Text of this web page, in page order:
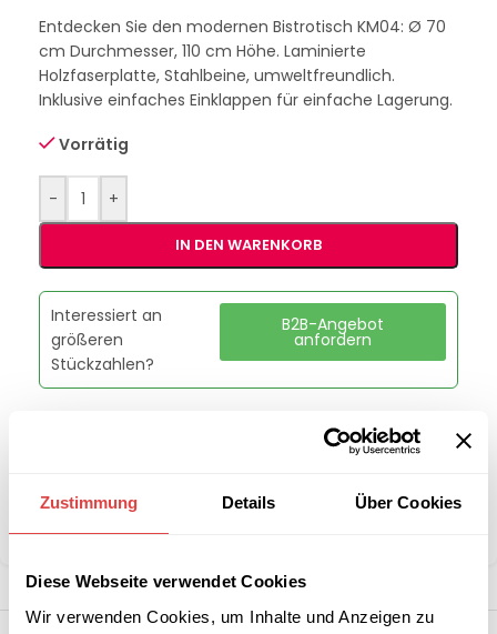
Zustimmung Details Über Cookies
Diese Webseite verwendet Cookies
Wir verwenden Cookies, um Inhalte und Anzeigen zu
Entdecken Sie den modernen Bistrotisch KM04: Ø 70
cm Durchmesser, 110 cm Höhe. Laminierte
Holzfaserplatte, Stahlbeine, umweltfreundlich.
Inklusive einfaches Einklappen für einfache Lagerung.
Vorrätig
- +
IN DEN WARENKORB
Interessiert an
größeren
Stückzahlen?
B2B-Angebot
anfordern
Marke:Gastro Uzal
Teilen: